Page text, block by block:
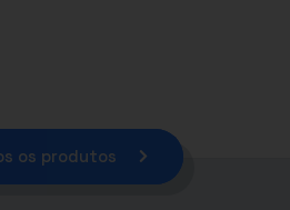
os produtos